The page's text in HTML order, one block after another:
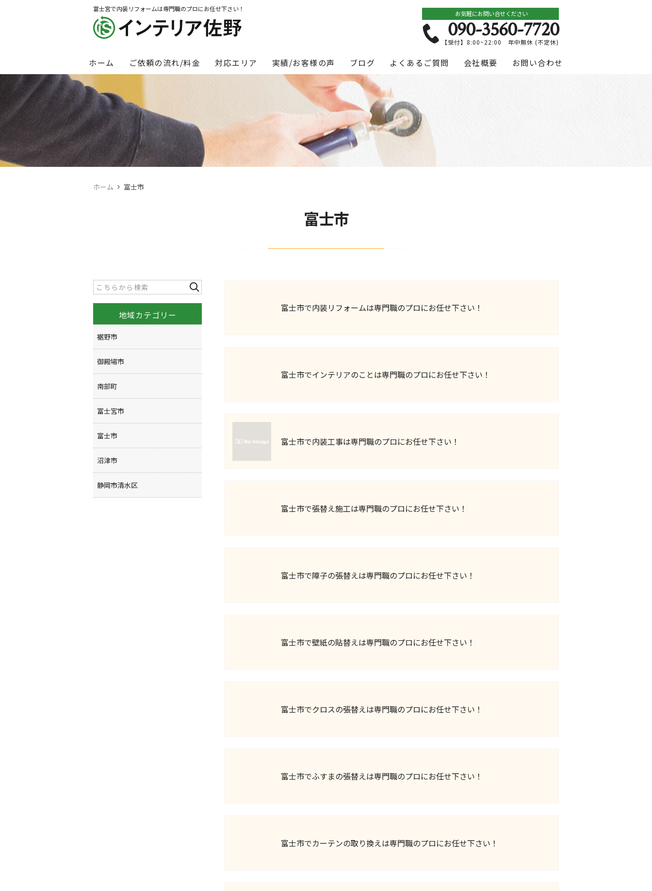
富士宮で内装リフォームは専門職のプロにお任せ下さい！
お気軽にお問い合せください
090-3560-7720
【受付】8:00~22:00 年中無休 (不定休)
ホーム ご依頼の流れ/料金 対応エリア 実績/お客様の声 ブログ よくあるご質問 会社概要 お問い合わせ
ホーム 富士市
富士市
富士市で内装リフォームは専門職のプロにお任せ下さい！
富士市でインテリアのことは専門職のプロにお任せ下さい！
富士市で内装工事は専門職のプロにお任せ下さい！
富士市で張替え施工は専門職のプロにお任せ下さい！
富士市で障子の張替えは専門職のプロにお任せ下さい！
富士市で壁紙の貼替えは専門職のプロにお任せ下さい！
富士市でクロスの張替えは専門職のプロにお任せ下さい！
富士市でふすまの張替えは専門職のプロにお任せ下さい！
富士市でカーテンの取り換えは専門職のプロにお任せ下さい！
地域カテゴリー
裾野市
御殿場市
南部町
富士宮市
富士市
沼津市
静岡市清水区